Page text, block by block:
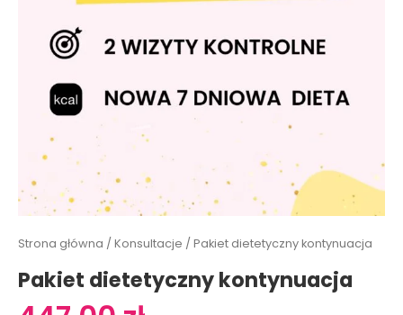
Strona główna / Konsultacje / Pakiet dietetyczny kontynuacja
Pakiet dietetyczny kontynuacja